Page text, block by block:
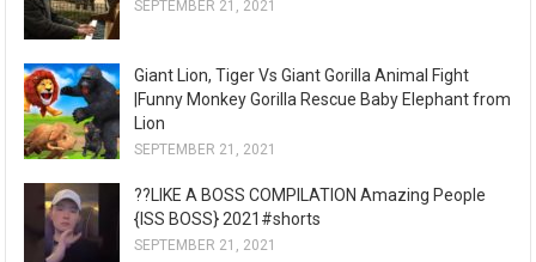
SEPTEMBER 21, 2021
Giant Lion, Tiger Vs Giant Gorilla Animal Fight
|Funny Monkey Gorilla Rescue Baby Elephant from
Lion
SEPTEMBER 21, 2021
??LIKE A BOSS COMPILATION Amazing People
{ISS BOSS} 2021#shorts
SEPTEMBER 21, 2021